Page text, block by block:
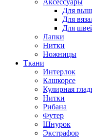
Аксессуары
Для
Для
Для
Лапки
Нитки
Ножницы
Ткани
Интерлок
Кашкорсе
Кулирная
Нитки
Рибана
Футер
Шнурок
Экстрафор